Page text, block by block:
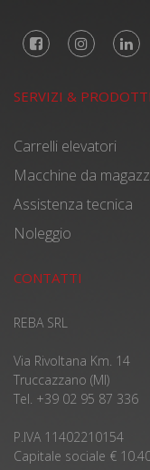
SERVIZI & PRODOTTI
Carrelli elevatori
Macchine da
Assistenza tecnica
Noleggio
CONTATTI
REBA SRL
Via Rivoltana Km. 14
Truccazzano (MI)
Tel. +39 02 95 87 336
P.IVA 11402210154
Capitale sociale €